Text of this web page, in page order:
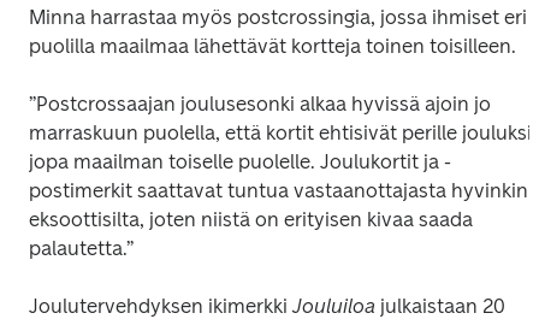
Minna harrastaa myös postcrossingia, jossa ihmiset eri
puolilla maailmaa lähettävät kortteja toinen toisilleen.
”Postcrossaajan joulusesonki alkaa hyvissä ajoin jo
marraskuun puolella, että kortit ehtisivät perille jouluksi
jopa maailman toiselle puolelle. Joulukortit ja -
postimerkit saattavat tuntua vastaanottajasta hyvinkin
eksoottisilta, joten niistä on erityisen kivaa saada
palautetta.”
Joulutervehdyksen ikimerkki Jouluiloa julkaistaan 20